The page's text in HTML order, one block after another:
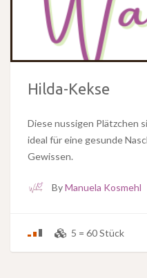
Hilda-Kekse
Diese nussigen Plätzchen
ideal für eine gesunde
Gewissen.
ByManuela Kosmehl
5 = 60 Stück